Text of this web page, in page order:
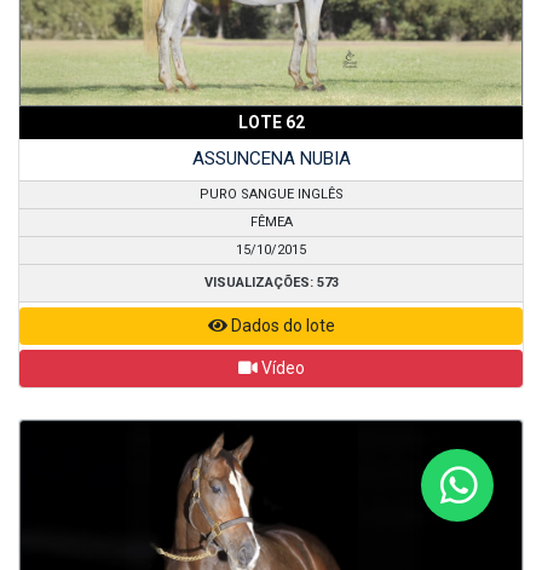
LOTE 62
ASSUNCENA NUBIA
PURO SANGUE INGLÊS
FÊMEA
15/10/2015
VISUALIZAÇÕES: 573
Dados do lote
Vídeo